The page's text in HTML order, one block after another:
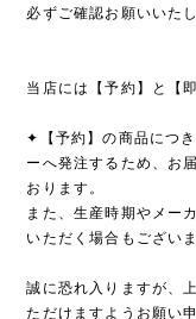
必ずご確認お願いいたし
当店には【予約】と【
✦【予約】の商品につ
ーへ発注するため、お
おります。
また、生産時期やメー
いただく場合もございま
誠に恐れ入りますが、
ただけますようお願い